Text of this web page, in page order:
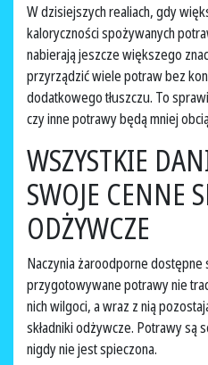
W dzisiejszych realiach, gdy
kaloryczności spożywanych
nabierają jeszcze większego
przyrządzić wiele potraw bez
dodatkowego tłuszczu. To
czy inne potrawy będą mniej
WSZYSTKIE
SWOJE CENNE
ODŻYWCZE
Naczynia żaroodporne
przygotowywane potrawy nie
nich wilgoci, a wraz z nią
składniki odżywcze. Potrawy są
nigdy nie jest spieczona.